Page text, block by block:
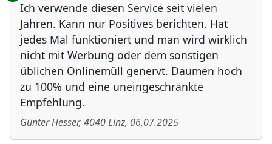
Ich verwende diesen Service seit vielen
Jahren. Kann nur Positives berichten. Hat
jedes Mal funktioniert und man wird wirklich
nicht mit Werbung oder dem sonstigen
üblichen Onlinemüll genervt. Daumen hoch
zu 100% und eine uneingeschränkte
Empfehlung.
Günter Hesser, 4040Linz, 06.07.2025